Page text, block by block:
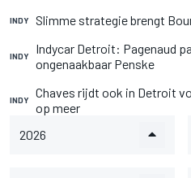
INDY Slimme strategie brengt
INDY
Indycar Detroit: Pagenaud
ongenaakbaar Penske
INDY
Chaves rijdt ook in Detroit
op meer
2026